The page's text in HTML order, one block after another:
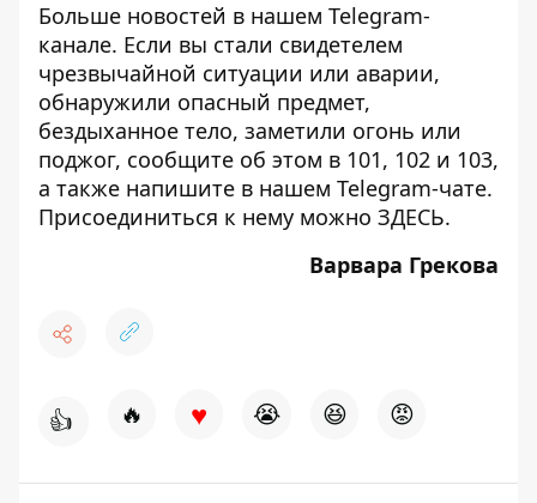
Больше новостей в нашем Telegram-
канале. Если вы стали свидетелем
чрезвычайной ситуации или аварии,
обнаружили опасный предмет,
бездыханное тело, заметили огонь или
поджог, сообщите об этом в 101, 102 и 103,
а также напишите в нашем Telegram-чате.
Присоединиться к нему можно ЗДЕСЬ.
Варвара Грекова
👍 🔥 ♥ 😭 😆 😡